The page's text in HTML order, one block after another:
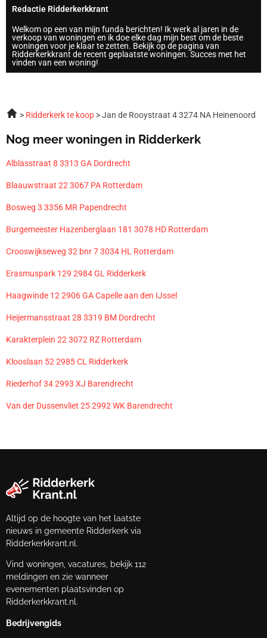
Redactie Ridderkerkkrant
Welkom op een van mijn funda berichten! Ik werk al jaren in de
verkoop van woningen en ik doe elke dag mijn best om de beste
woningen voor je klaar te zetten. Bekijk op de pagina van
Ridderkerkkrant de recent geplaatste woningen. Succes met het
vinden van een woning!
Ridderkerk te koop Jan de Rooystraat 4 3274 NA Heinenoord
Nog meer woningen in Ridderkerk
Alblasstraat 8 3313 GA Dordrecht
Blaauwstraat 22 3067 PA Rotterdam
Bosweg 3 3356 MR Papendrecht
Burgemeester Hazenberglaan 181 3078 HD Rotterdam
Crooswijkseweg 32 bnr 7 3034 HL Rotterdam
Erasmuspark 129 2984 GL Ridderkerk
Haagwinde 12 2906 GA Capelle aan den IJssel
Heijermansstraat 28 3319 BM Dordrecht
Karakterplein 22 3072 RZ Rotterdam
Klooslaan 52 2985 CL Ridderkerk
Riederhof 34 2993 XJ Barendrecht
Van der Dussenvliet 25 2992 WK Barendrecht
Altijd op de hoogte van het laatste
nieuws in gemeente Ridderkerk via
Ridderkerkkrant.nl.
Vind woningen, vacatures, bekijk 112
meldingen en zie wanneer
evenementen plaatsvinden op
Ridderkerkkrant.nl.
Bedrijvengids